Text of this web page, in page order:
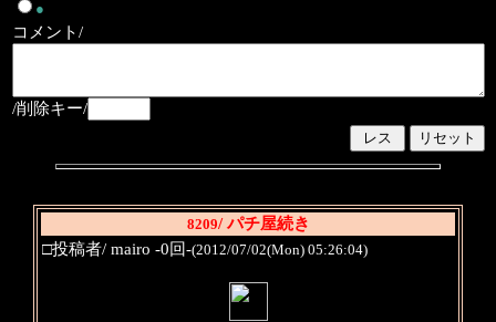
●
コメント/
/削除キー/
8209/ パチ屋続き
□投稿者/ mairo -0回-(2012/07/02(Mon) 05:26:04)